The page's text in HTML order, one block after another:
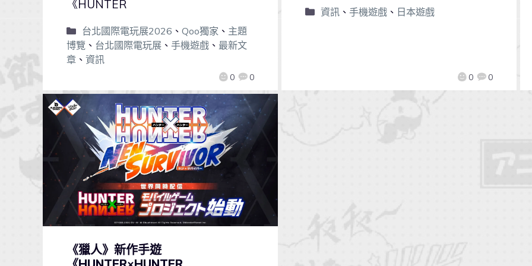
0 0
《HUNTER
台北國際電玩展2026 、 Qoo獨家 、 主題
博覽 、 台北國際電玩展 、 手機遊戲 、 最新文
章 、 資訊
0 0
資訊、 手機遊戲、 日本遊戲
《獵人》新作手遊